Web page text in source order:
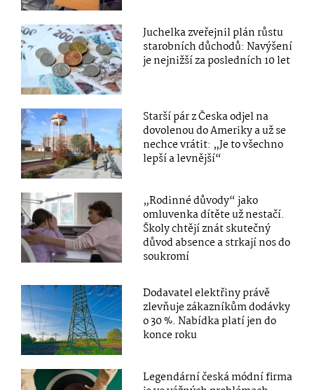
Juchelka zveřejnil plán růstu
starobních důchodů: Navýšení
je nejnižší za posledních 10 let
Starší pár z Česka odjel na
dovolenou do Ameriky a už se
nechce vrátit: „Je to všechno
lepší a levnější“
„Rodinné důvody“ jako
omluvenka dítěte už nestačí.
Školy chtějí znát skutečný
důvod absence a strkají nos do
soukromí
Dodavatel elektřiny právě
zlevňuje zákazníkům dodávky
o 30 %. Nabídka platí jen do
konce roku
Legendární česká módní firma